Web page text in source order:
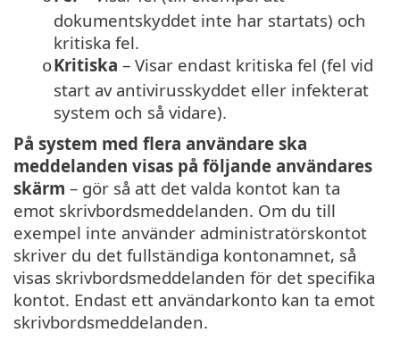
dokumentskyddet inte har startats) och
kritiska fel.
oKritiska – Visar endast kritiska fel (fel vid
start av antivirusskyddet eller infekterat
system och så vidare).
På system med flera användare ska
meddelanden visas på följande användares
skärm – gör så att det valda kontot kan ta
emot skrivbordsmeddelanden. Om du till
exempel inte använder administratörskontot
skriver du det fullständiga kontonamnet, så
visas skrivbordsmeddelanden för det specifika
kontot. Endast ett användarkonto kan ta emot
skrivbordsmeddelanden.